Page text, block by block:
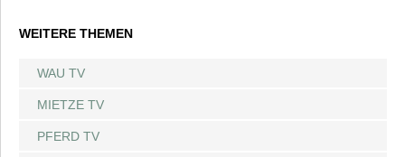
WEITERE THEMEN
WAU TV
MIETZE TV
PFERD TV